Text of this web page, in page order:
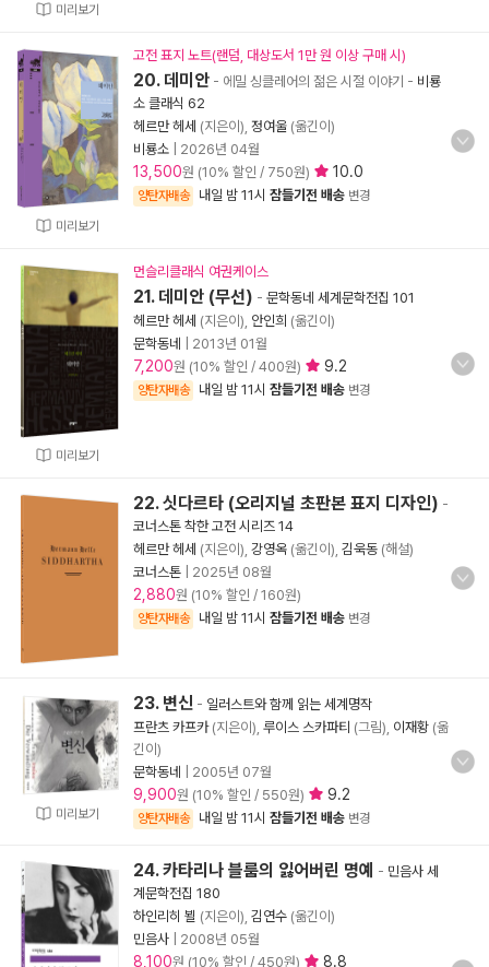
미리보기
미리보기
고전 표지 노트(랜덤, 대상도서 1만 원 이상 구매 시)
20. 데미안 - 에밀 싱클레어의 젊은 시절 이야기 - 비룡
소 클래식 62
헤르만 헤세 (지은이), 정여울 (옮긴이)
비룡소
2026년 04월
13,500원 (10% 할인 / 750원) 10.0
양탄자배송 내일 밤 11시 잠들기전 배송 변경
미리보기
먼슬리클래식 여권케이스
21. 데미안 (무선) - 문학동네 세계문학전집 101
헤르만 헤세 (지은이), 안인희 (옮긴이)
문학동네
2013년 01월
7,200원 (10% 할인 / 400원) 9.2
양탄자배송 내일 밤 11시 잠들기전 배송 변경
22. 싯다르타 (오리지널 초판본 표지 디자인) -
코너스톤 착한 고전 시리즈 14
헤르만 헤세 (지은이), 강영옥 (옮긴이), 김욱동 (해설)
코너스톤
2025년 08월
2,880원 (10% 할인 / 160원)
양탄자배송 내일 밤 11시 잠들기전 배송 변경
미리보기
23. 변신 - 일러스트와 함께 읽는 세계명작
프란츠 카프카(지은이), 루이스 스카파티 (그림), 이재황 (옮
긴이)
문학동네
2005년 07월
9,900원 (10% 할인 / 550원) 9.2
양탄자배송 내일 밤 11시 잠들기전 배송 변경
24. 카타리나 블룸의 잃어버린 명예 - 민음사 세
계문학전집 180
하인리히 뵐 (지은이), 김연수 (옮긴이)
민음사
2008년 05월
8,100원 (10% 할인 / 450원) 8.8